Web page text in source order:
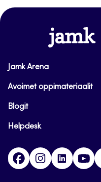
www.jamk.fi
Jamk Arena
Avoimet oppimateriaalit
Blogit
Helpdesk
FacebookInstagram
LinkedIn